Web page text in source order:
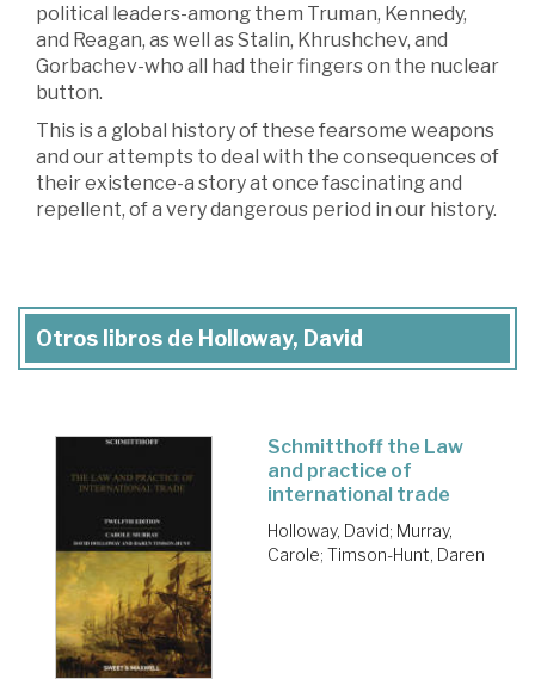
political leaders-among them Truman, Kennedy,
and Reagan, as well as Stalin, Khrushchev, and
Gorbachev-who all had their fingers on the nuclear
button.
This is a global history of these fearsome weapons
and our attempts to deal with the consequences of
their existence-a story at once fascinating and
repellent, of a very dangerous period in our history.
Otros libros de Holloway, David
Schmitthoff the Law
and practice of
international trade
Holloway, David; Murray,
Carole; Timson-Hunt, Daren